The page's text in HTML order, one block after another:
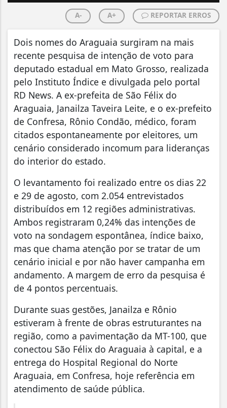
A- A+ REPORTAR ERROS
Dois nomes do Araguaia surgiram na mais
recente pesquisa de intenção de voto para
deputado estadual em Mato Grosso, realizada
pelo Instituto Índice e divulgada pelo portal
RD News. A ex-prefeita de São Félix do
Araguaia, Janailza Taveira Leite, e o ex-prefeito
de Confresa, Rônio Condão, médico, foram
citados espontaneamente por eleitores, um
cenário considerado incomum para lideranças
do interior do estado.
O levantamento foi realizado entre os dias 22
e 29 de agosto, com 2.054 entrevistados
distribuídos em 12 regiões administrativas.
Ambos registraram 0,24% das intenções de
voto na sondagem espontânea, índice baixo,
mas que chama atenção por se tratar de um
cenário inicial e por não haver campanha em
andamento. A margem de erro da pesquisa é
de 4 pontos percentuais.
Durante suas gestões, Janailza e Rônio
estiveram à frente de obras estruturantes na
região, como a pavimentação da MT-100, que
conectou São Félix do Araguaia à capital, e a
entrega do Hospital Regional do Norte
Araguaia, em Confresa, hoje referência em
atendimento de saúde pública.